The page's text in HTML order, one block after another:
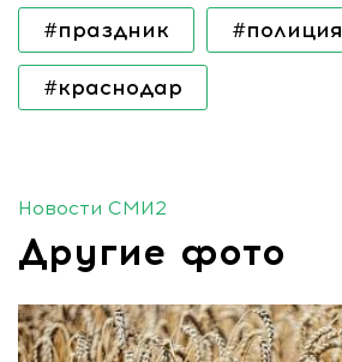
#праздник #полиция
#краснодар
Новости СМИ2
Другие фото